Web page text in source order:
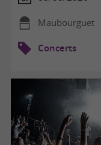
Maubourguet
Concerts